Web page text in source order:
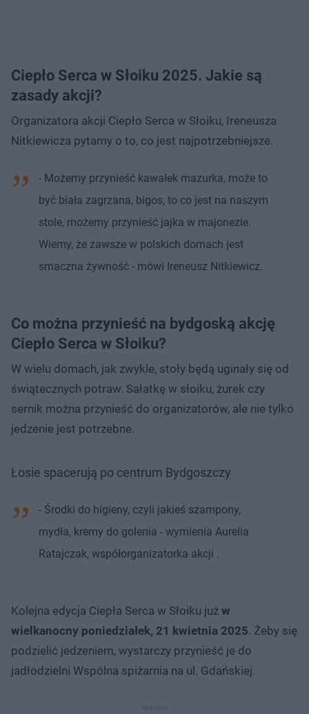
Ciepło Serca w Słoiku 2025. Jakie są
zasady akcji?
Organizatora akcji Ciepło Serca w Słoiku, Ireneusza
Nitkiewicza pytamy o to, co jest najpotrzebniejsze.
- Możemy przynieść kawałek mazurka, może to
być biała zagrzana, bigos, to co jest na naszym
stole, możemy przynieść jajka w majonezie.
Wiemy, że zawsze w polskich domach jest
smaczna żywność - mówi Ireneusz Nitkiewicz.
Co można przynieść na bydgoską akcję
Ciepło Serca w Słoiku?
W wielu domach, jak zwykle, stoły będą uginały się od
świątecznych potraw. Sałatkę w słoiku, żurek czy
sernik można przynieść do organizatorów, ale nie tylko
jedzenie jest potrzebne.
Łosie spacerują po centrum Bydgoszczy
- Środki do higieny, czyli jakieś szampony,
mydła, kremy do golenia - wymienia Aurelia
Ratajczak, współorganizatorka akcji .
Kolejna edycja Ciepła Serca w Słoiku już w
wielkanocny poniedziałek, 21 kwietnia 2025. Żeby się
podzielić jedzeniem, wystarczy przynieść je do
jadłodzielni Wspólna spiżarnia na ul. Gdańskiej.